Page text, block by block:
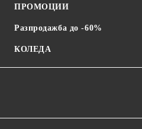
ПРОМОЦИИ
Разпродажба до -60%
КОЛЕДА